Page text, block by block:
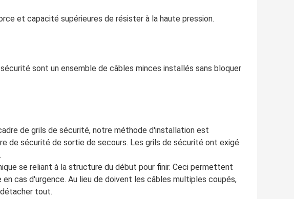
et capacité supérieures de résister à la haute pression.
sont un ensemble de câbles minces installés sans bloquer
de grils de sécurité, notre méthode d'installation est
de sécurité de sortie de secours. Les grils de sécurité ont exigé
se reliant à la structure du début pour finir. Ceci permettent
cas d'urgence. Au lieu de doivent les câbles multiples coupés,
tout.